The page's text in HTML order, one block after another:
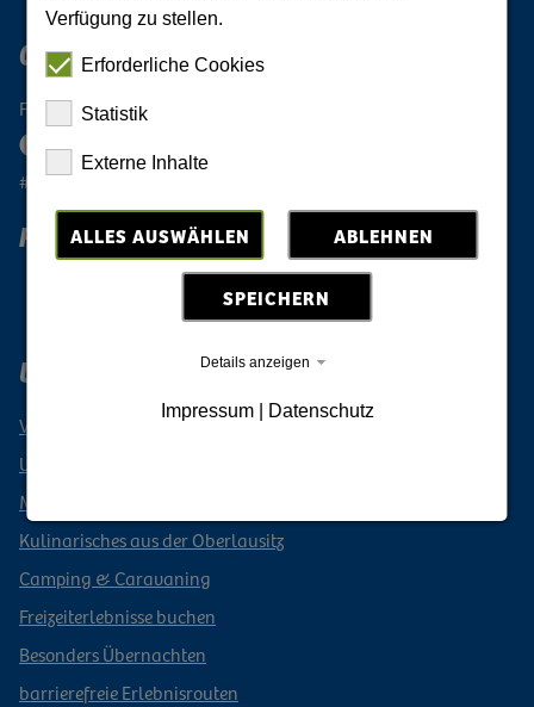
Oberlausitz Digital
Folge der Oberlausitz
#oberlausitzeinmalig
Reiselust Oberlausitz
Urlaubsregion Oberlausitz
Veranstaltungen
Urlaub buchen
Mobil durch die Oberlausitz
Kulinarisches aus der Oberlausitz
Camping & Caravaning
Freizeiterlebnisse buchen
Besonders Übernachten
barrierefreie Erlebnisrouten
Verfügung zu stellen.
Erforderliche Cookies
Statistik
Externe Inhalte
ALLES AUSWÄHLEN ABLEHNEN
SPEICHERN
Details anzeigen
Impressum| Datenschutz